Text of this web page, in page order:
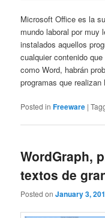
Microsoft Office es la
mundo laboral por muy
instalados aquellos
cualquier contenido
como Word, habrán
programas que
Posted in Freeware |
WordGraph,
textos de
Posted onJanuary 3,